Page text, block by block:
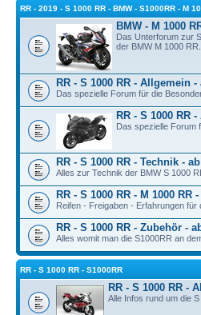
RR - 2019 - S 1000 RR - BMW - S1000RR - M
BMW - M 1000
Das Unterforum zur
der BMW M 1000 RR.
RR - S 1000 RR - Allgemein -
Das spezielle Forum für die
RR - S 1000 RR
Das spezielle Forum
RR - S 1000 RR - Technik -
Alles zur Technik der BMW S 1000
RR - S 1000 RR - M 1000 RR
Reifen - Freigaben - Erfahrungen für
RR - S 1000 RR - Zubehör -
Alles womit man die S1000RR an
RR - S 1000 RR - S1000RR
RR - S 1000 RR -
Alle Infos rund um die